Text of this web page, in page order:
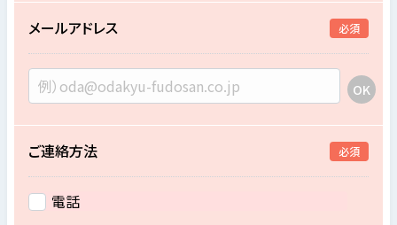
メールアドレス 必須
ご連絡方法 必須
電話